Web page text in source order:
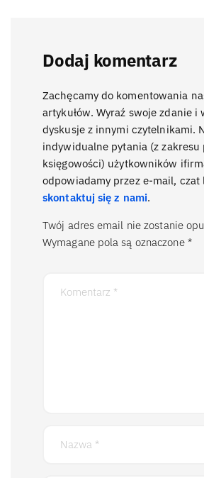
Dodaj komentarz
Zachęcamy do komentowania
artykułów. Wyraź swoje zdanie i
dyskusje z innymi czytelnikami.
indywidualne pytania (z zakresu
księgowości) użytkowników
odpowiadamy przez e-mail,
skontaktuj się z nami.
Twój adres email nie zostanie
Wymagane pola są oznaczone *